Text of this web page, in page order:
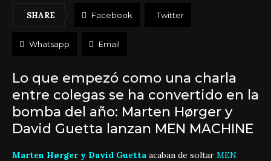
SHARE Facebook Twitter
Whatsapp Email
Lo que empezó como una charla
entre colegas se ha convertido en la
bomba del año: Marten Hørger y
David Guetta lanzan MEN MACHINE
Marten Hørger y David Guetta acaban de soltar MEN